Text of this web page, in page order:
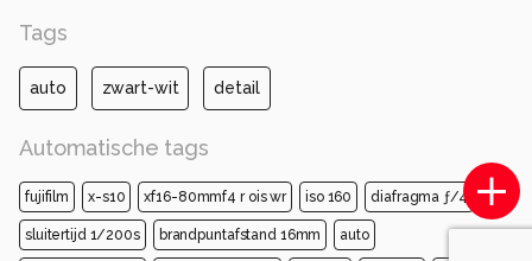
Tags
auto zwart-wit detail
Automatische tags
fujifilm x-s10 xf16-80mmf4 r ois wr iso 160 diafragma ƒ/4
sluitertijd 1/200s brandpuntafstand 16mm auto